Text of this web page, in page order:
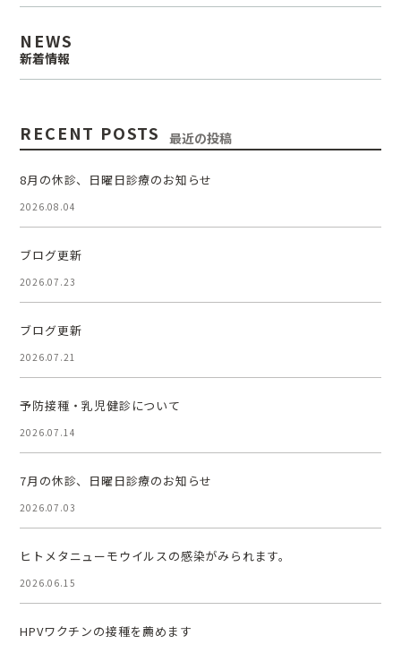
NEWS
新着情報
RECENT POSTS 最近の投稿
8月の休診、日曜日診療のお知らせ
2026.08.04
ブログ更新
2026.07.23
ブログ更新
2026.07.21
予防接種・乳児健診について
2026.07.14
7月の休診、日曜日診療のお知らせ
2026.07.03
ヒトメタニューモウイルスの感染がみられます。
2026.06.15
HPVワクチンの接種を薦めます